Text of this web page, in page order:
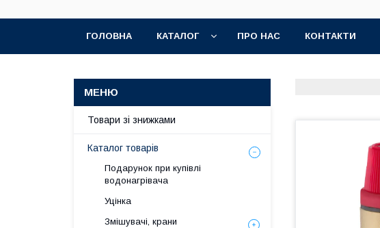
ГОЛОВНА КАТАЛОГ ПРО НАС КОНТАКТИ
Товари зі знижками
Каталог товарів
Подарунок при купівлі
водонагрівача
Уцінка
Змішувачі, крани